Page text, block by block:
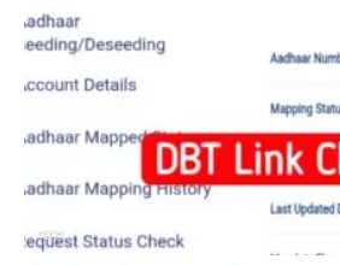
প্রকল্প